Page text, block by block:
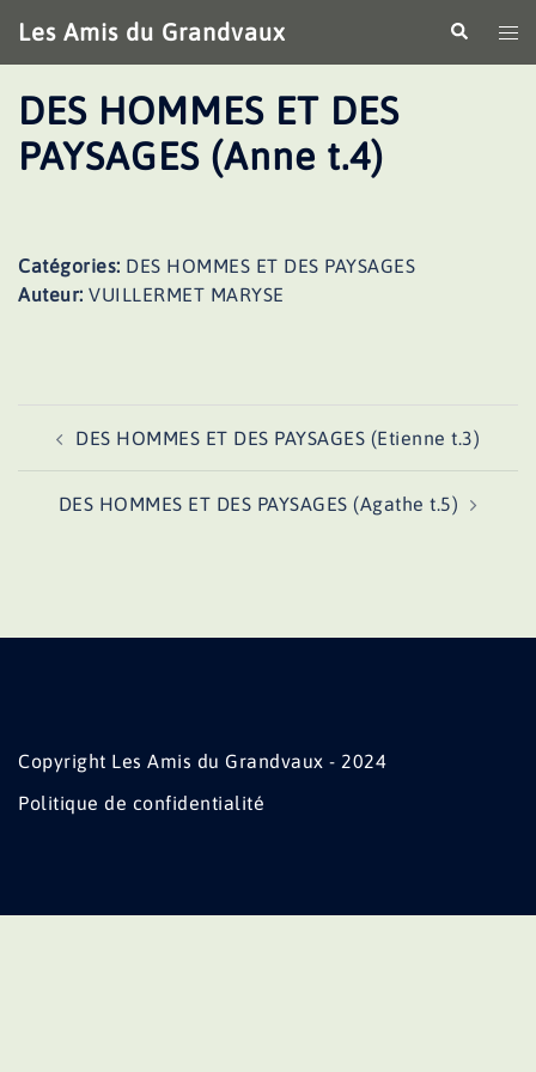
au
contenu
Les Amis du Grandvaux
le
DES HOMMES ET DES
PAYSAGES (Anne t.4)
Catégories: DES HOMMES ET DES PAYSAGES
Auteur: VUILLERMET MARYSE
d’article
DES HOMMES ET DES PAYSAGES (Etienne t.3)
DES HOMMES ET DES PAYSAGES (Agathe t.5)
Copyright Les Amis du Grandvaux - 2024
Politique de confidentialité